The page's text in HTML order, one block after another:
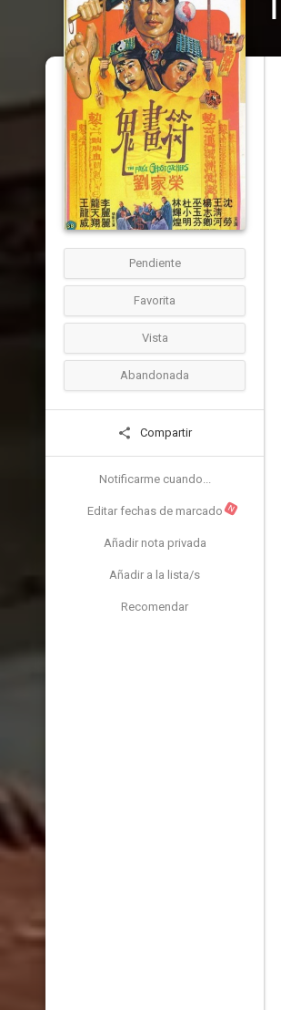
Pendiente
Favorita
Vista
Abandonada
Compartir
Notificarme cuando...
Editar fechas de marcado N
Añadir nota privada
Añadir a la lista/s
Recomendar